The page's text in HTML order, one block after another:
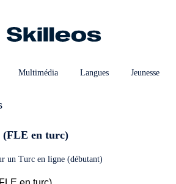
Multimédia Langues Jeunesse
(FLE en turc)
un Turc en ligne (débutant)